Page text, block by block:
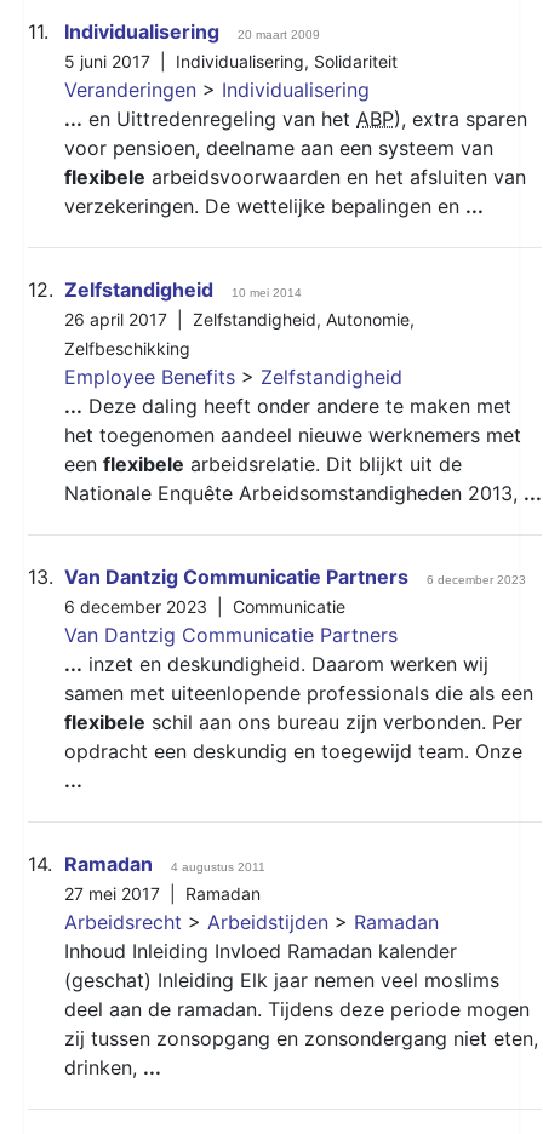
11. Individualisering 20 maart 2009
5 juni 2017 | Individualisering, Solidariteit
Veranderingen > Individualisering
... en Uittredenregeling van het ABP), extra sparen
voor pensioen, deelname aan een systeem van
flexibele arbeidsvoorwaarden en het afsluiten van
verzekeringen. De wettelijke bepalingen en ...
12. Zelfstandigheid 10 mei 2014
26 april 2017 | Zelfstandigheid, Autonomie,
Zelfbeschikking
Employee Benefits > Zelfstandigheid
... Deze daling heeft onder andere te maken met
het toegenomen aandeel nieuwe werknemers met
een flexibele arbeidsrelatie. Dit blijkt uit de
Nationale Enquête Arbeidsomstandigheden 2013, ...
13. Van Dantzig Communicatie Partners 6 december 2023
6 december 2023 | Communicatie
Van Dantzig Communicatie Partners
... inzet en deskundigheid. Daarom werken wij
samen met uiteenlopende professionals die als een
flexibele schil aan ons bureau zijn verbonden. Per
opdracht een deskundig en toegewijd team. Onze
...
14. Ramadan 4 augustus 2011
27 mei 2017 | Ramadan
Arbeidsrecht > Arbeidstijden > Ramadan
Inhoud Inleiding Invloed Ramadan kalender
(geschat) Inleiding Elk jaar nemen veel moslims
deel aan de ramadan. Tijdens deze periode mogen
zij tussen zonsopgang en zonsondergang niet eten,
drinken, ...